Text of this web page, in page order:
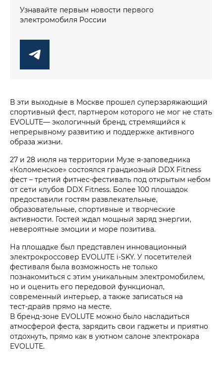
Узнавайте первым новости первого
электромобиля России
В эти выходные в Москве прошел суперзаряжающий
спортивный фест, партнером которого не мог не стать
EVOLUTE— экологичный бренд, стремящийся к
непрерывному развитию и поддержке активного
образа жизни.
27 и 28 июля на территории Музе я-заповедника
«Коломенское» состоялся грандиозный DDX Fitness
фест – третий фитнес-фестиваль под открытым небом
от сети клубов DDX Fitness. Более 100 площадок
предоставили гостям развлекательные,
образовательные, спортивные и творческие
активности. Гостей ждал мощный заряд энергии,
невероятные эмоции и море позитива.
На площадке был представлен инновационный
электрокроссовер EVOLUTE i‑SKY. У посетителей
фестиваля была возможность не только
познакомиться с этим уникальным электромобилем,
но и оценить его передовой функционал,
современный интерьер, а также записаться на
тест-драйв прямо на месте.
В бренд-зоне EVOLUTE можно было насладиться
атмосферой феста, зарядить свои гаджеты и приятно
отдохнуть, прямо как в уютном салоне электрокара
EVOLUTE.